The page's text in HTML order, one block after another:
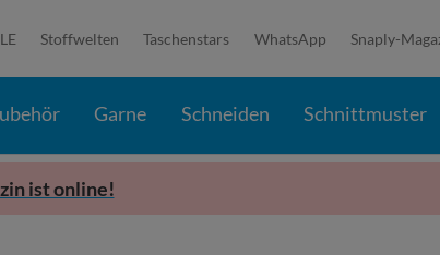
Stoffwelten Taschenstars WhatsApp Snaply-
Garne Schneiden Schnittmuster
ist online!